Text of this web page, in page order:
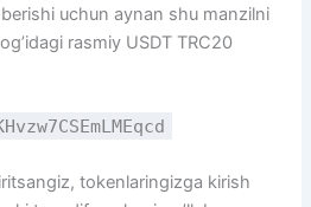
uchun aynan shu manzilni
rasmiy USDT TRC20
tokenlaringizga kirish